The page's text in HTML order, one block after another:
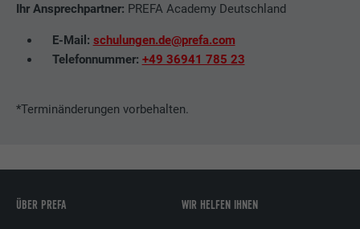
Ihr Ansprechpartner: PREFA Academy Deutschland
E-Mail: schulungen.de@prefa.com
Telefonnummer: +49 36941 785 23
*Terminänderungen vorbehalten.
ÜBER PREFA WIR HELFEN IHNEN